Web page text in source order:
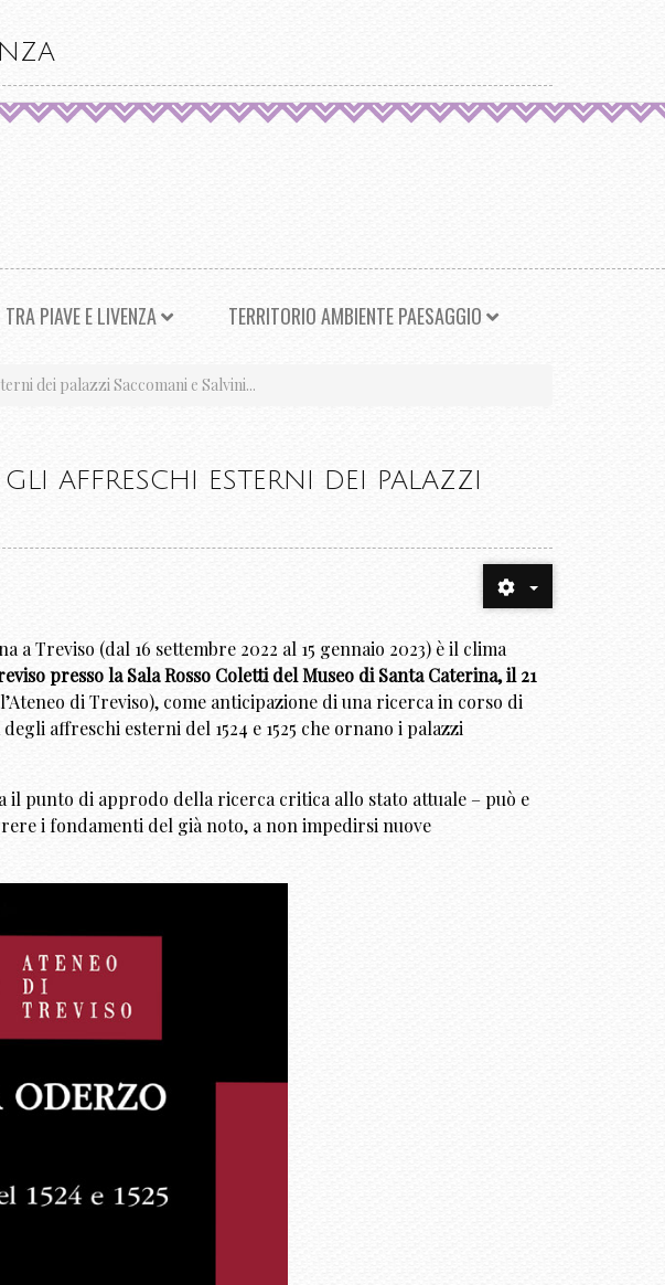
TRA PIAVE E LIVENZA TERRITORIO AMBIENTE PAESAGGIO
dei palazzi Saccomani e Salvini...
AFFRESCHI ESTERNI DEI PALAZZI
a Treviso (dal 16 settembre 2022 al 15 gennaio 2023) è il clima
presso la Sala Rosso Coletti del Museo di Santa Caterina, il 21
di Treviso), come anticipazione di una ricerca in corso di
affreschi esterni del 1524 e 1525 che ornano i palazzi
il punto di approdo della ricerca critica allo stato attuale – può e
i fondamenti del già noto, a non impedirsi nuove